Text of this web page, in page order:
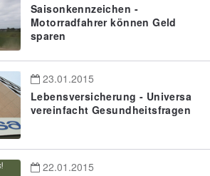
Saisonkennzeichen -
Motorradfahrer können Geld
sparen
23.01.2015
Lebensversicherung - Universa
vereinfacht Gesundheitsfragen
22.01.2015